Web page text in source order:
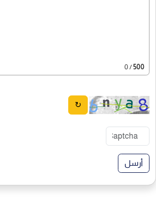
500
/ 0
↻
أرسل